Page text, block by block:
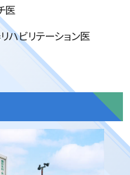
医
ハビリテーション医